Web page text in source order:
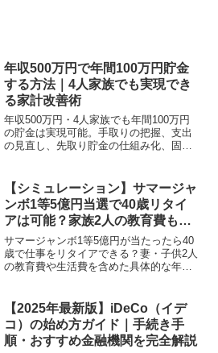
年収500万円で年間100万円貯金
する方法｜4人家族でも実現でき
る家計改善術
年収500万円・4人家族でも年間100万円
の貯金は実現可能。手取りの把握、支出
の見直し、先取り貯金の仕組み化、固定
のコツを紹介します。
【シミュレーション】サマージャ
ンボ1等5億円当選で40歳リタイ
アは可能？家族2人の教育費も徹
底試算
サマージャンボ1等5億円が当たったら40
歳で仕事をリタイアできる？妻・子供2人
の教育費や生活費を含めた具体的な年間
【2025年最新版】iDeCo（イデ
コ）の始め方ガイド｜手続き手
順・おすすめ金融機関を完全解説